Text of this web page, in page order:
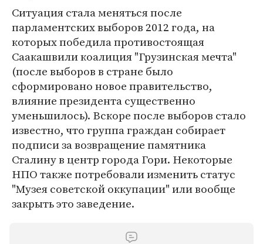
Ситуация стала меняться после
парламентских выборов 2012 года, на
которых победила противостоящая
Саакашвили коалиция "Грузинская мечта"
(после выборов в стране было
сформировано новое правительство,
влияние президента существенно
уменьшилось). Вскоре после выборов стало
известно, что группа граждан собирает
подписи за возвращение памятника
Сталину в центр города Гори. Некоторые
НПО также потребовали изменить статус
"Музея советской оккупации" или вообще
закрыть это заведение.